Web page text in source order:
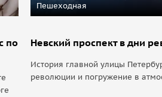
по
Пешеходная
Невский проспект в дни
История главной улицы
революции и погружение в